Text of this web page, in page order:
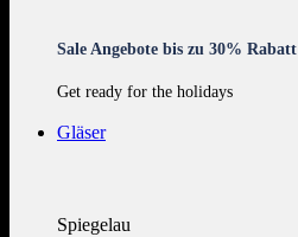
Sale Angebote bis zu 30% Rabatt
Get ready for the holidays
Gläser
Spiegelau